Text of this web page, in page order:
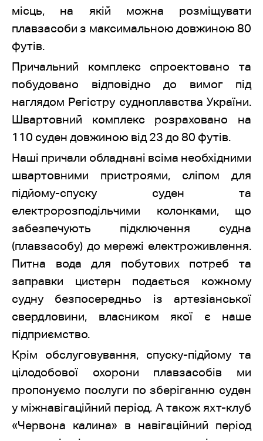
місць, на якій можна розміщувати
плавзасоби з максимальною довжиною 80
футів.
Причальний комплекс спроектовано та
побудовано відповідно до вимог під
наглядом Регістру судноплавства України.
Швартовний комплекс розраховано на
110 суден довжиною від 23 до 80 футів.
Наші причали обладнані всіма необхідними
швартовними пристроями, сліпом для
підйому-спуску суден та
електророзподільчими колонками, що
забезпечують підключення судна
(плавзасобу) до мережі електроживлення.
Питна вода для побутових потреб та
заправки цистерн подається кожному
судну безпосередньо із артезіанської
свердловини, власником якої є наше
підприємство.
Крім обслуговування, спуску-підйому та
цілодобової охорони плавзасобів ми
пропонуємо послуги по зберіганню суден
у міжнавігаційний період. А також яхт-клуб
«Червона калина» в навігаційний період